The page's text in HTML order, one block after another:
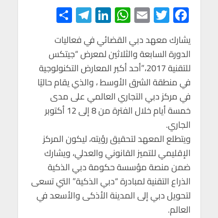
F
ac
e
b
o
o
k
T
wi
tt
er
E
m
ail
W
h
at
s
A
p
p
Li
n
ke
dI
n
Te
le
gr
a
m
ar
e
يشارك معهد دبي القضائي في فعاليات
الدورة السابعة والثلاثين لمعرض “جيتكس
للتقنية 2017،”أحد أكبر المعارض التكنولوجية
في منطقة الشرق الأوسط ، والذي يقام حاليًا
في مركز دبي التجاري العالمي على مدى
خمسة أيام خلال الفترة من 8 إلى 12 أكتوبر
الجاري.
ويتطلع المعهد لتحقيق رؤيته، ليكون المركز
الإقليمي للتميز القانوني والعدلي، ويشارك
ضمن منصة مؤسسة حكومة دبي الذكية
الذراع التقنية لمبادرة “دبي الذكية” التي تسعى
لتحويل دبي إلى المدينة الأذكى والأسعد في
العالم.